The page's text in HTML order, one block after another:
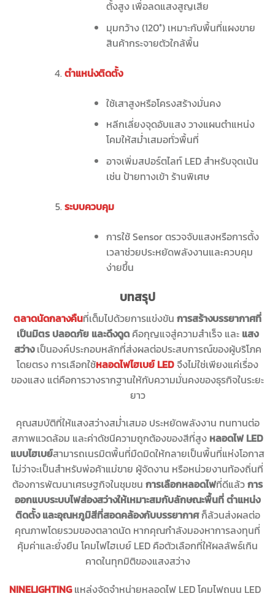
ตั้งสูง เพื่อลดแสงสูญเสีย
มุมกว้าง (120°) เหมาะกับพื้นที่แผงขาย
สินค้ากระจายตัวใกล้พื้น
ตำแหน่งติดตั้ง
ใช้เสาสูงหรือโครงสร้างมั่นคง
หลีกเลี่ยงจุดอับแสง วางแผนตำแหน่ง
โคมให้สม่ำเสมอทั่วพื้นที่
อาจเพิ่มสปอร์ตไลท์ LED สำหรับจุดเน้น
เช่น ป้ายทางเข้า ร้านพิเศษ
ระบบควบคุม
การใช้ Sensor ตรวจจับแสงหรือการตั้ง
เวลาช่วยประหยัดพลังงานและควบคุม
ง่ายขึ้น
บทสรุป
ตลาดนัดกลางคืนที่เต็มไปด้วยการแข่งขัน การสร้างบรรยากาศที่
เป็นมิตร ปลอดภัย และดึงดูด คือกุญแจสู่ความสำเร็จ และ แสง
สว่างเป็นองค์ประกอบหลักที่ส่งผลต่อประสบการณ์ของผู้บริโภค
โดยตรง การเลือกใช้หลอดไฟไฮเบย์ LEDจึงไม่ใช่เพียงแค่เรื่อง
ของแสง แต่คือการวางรากฐานให้กับความมั่นคงของธุรกิจในระยะ
ยาว
คุณสมบัติที่ให้แสงสว่างสม่ำเสมอ ประหยัดพลังงาน ทนทานต่อ
สภาพแวดล้อม และค่าดัชนีความถูกต้องของสีที่สูง หลอดไฟ LED
แบบไฮเบย์สามารถเนรมิตพื้นที่มืดมิดให้กลายเป็นพื้นที่แห่งโอกาส
ไม่ว่าจะเป็นสำหรับพ่อค้าแม่ขาย ผู้จัดงาน หรือหน่วยงานท้องถิ่นที่
ต้องการพัฒนาเศรษฐกิจในชุมชน การเลือกหลอดไฟที่ดีแล้วการ
ออกแบบระบบไฟส่องสว่างให้เหมาะสมกับลักษณะพื้นที่ ตำแหน่ง
ติดตั้ง และอุณหภูมิสีที่สอดคล้องกับบรรยากาศก็ล้วนส่งผลต่อ
คุณภาพโดยรวมของตลาดนัด หากคุณกำลังมองหาการลงทุนที่
คุ้มค่าและยั่งยืน โคมไฟไฮเบย์ LED คือตัวเลือกที่ให้ผลลัพธ์เกิน
คาดในทุกมิติของแสงสว่าง
NINELIGHTINGแหล่งจัดจำหน่ายหลอดไฟ LED โคมไฟถนน LED